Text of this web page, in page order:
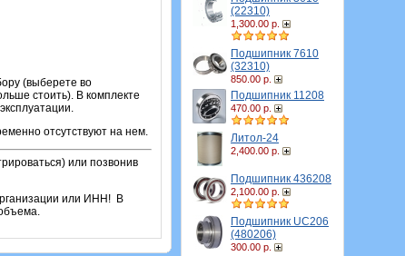
(22310)
1,300.00 р.
Подшипник 7610
(32310)
850.00 р.
Подшипник 11208
470.00 р.
Литол-24
2,400.00 р.
Подшипник 436208
2,100.00 р.
Подшипник UC206
(480206)
300.00 р.
(выберете во
стоить). В комплекте
отсутствуют на нем.
или позвонив
или ИНН! В